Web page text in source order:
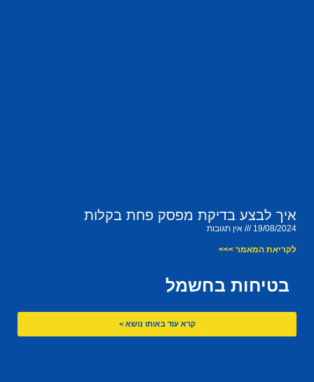
איך לבצע בדיקת מפסק פחת בקלות
19/08/2024 אין תגובות
לקריאת המאמר >>>
בטיחות בחשמל
קרא עוד באותו נושא >